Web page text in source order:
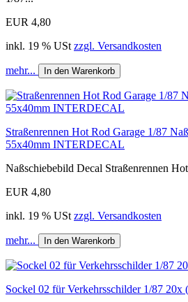
EUR 4,80
inkl. 19 % USt zzgl. Versandkosten
mehr... In den Warenkorb
Straßenrennen Hot Rod Garage 1/87
55x40mm INTERDECAL
Naßschiebebild Decal Straßenrennen
EUR 4,80
inkl. 19 % USt zzgl. Versandkosten
mehr... In den Warenkorb
Sockel 02 für Verkehrsschilder 1/87 20x